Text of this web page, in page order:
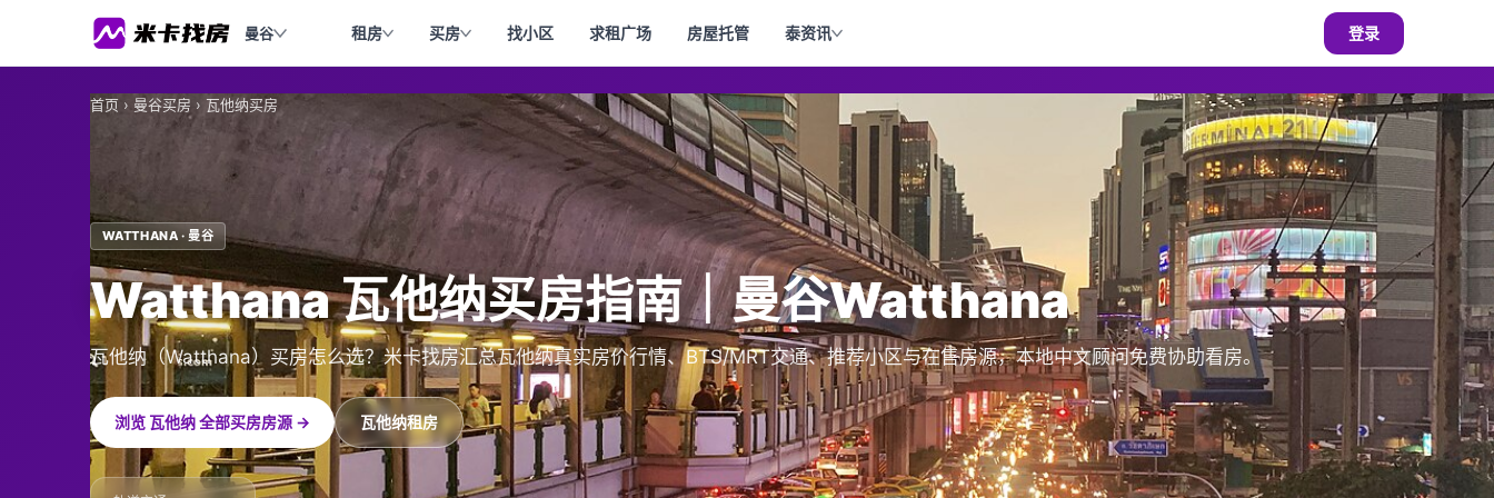
曼谷 租房 买房 找小区 求租广场 房屋托管 泰资讯 登录
首页 › 曼谷买房 › 瓦他纳买房
WATTHANA · 曼谷
Watthana 瓦他纳买房指南｜曼谷Watthana
瓦他纳（Watthana）买房怎么选？米卡找房汇总瓦他纳真实房价行情、BTS/MRT交通、推荐小区与在售房源，本地中文顾问免费协助看房。
浏览 瓦他纳 全部买房房源 → 瓦他纳租房